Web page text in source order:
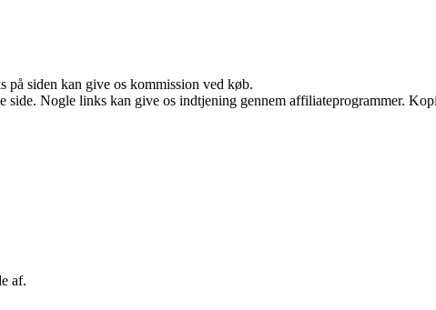
siden kan give os kommission ved køb.
side. Nogle links kan give os indtjening gennem affiliateprogrammer.
af.